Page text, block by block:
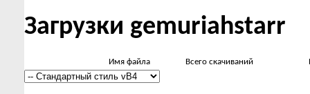
Загрузки gemuriahstarr
Имя файла Всего скачиваний